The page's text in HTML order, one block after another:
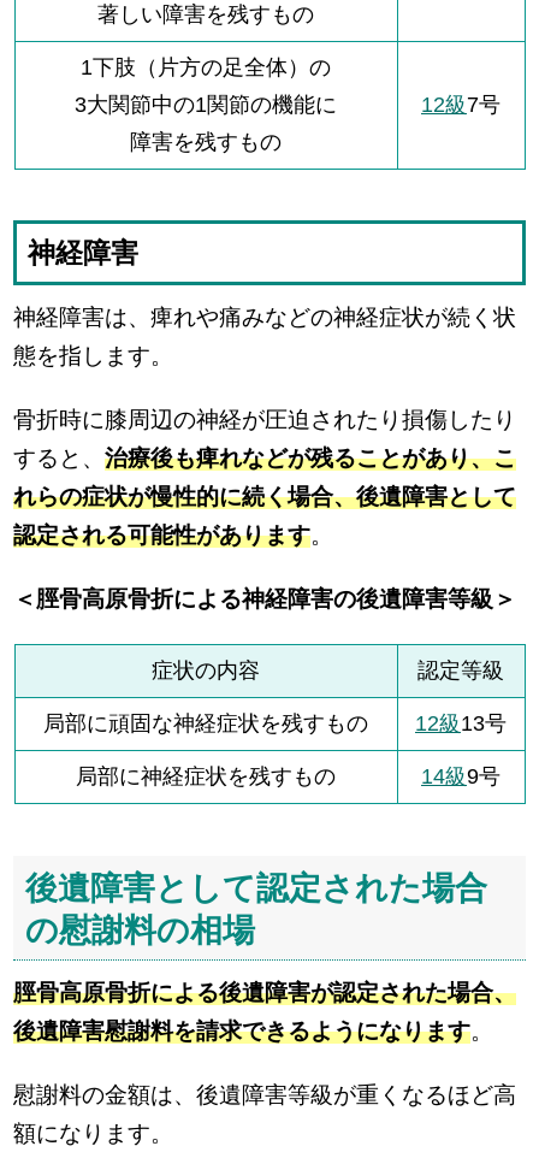
著しい障害を残すもの
1下肢（片方の足全体）の
3大関節中の1関節の機能に
障害を残すもの
12級7号
神経障害
神経障害は、痺れや痛みなどの神経症状が続く状
態を指します。
骨折時に膝周辺の神経が圧迫されたり損傷したり
すると、治療後も痺れなどが残ることがあり、こ
れらの症状が慢性的に続く場合、後遺障害として
認定される可能性があります。
＜脛骨高原骨折による神経障害の後遺障害等級＞
症状の内容 認定等級
局部に頑固な神経症状を残すもの 12級13号
局部に神経症状を残すもの 14級9号
後遺障害として認定された場合
の慰謝料の相場
脛骨高原骨折による後遺障害が認定された場合、
後遺障害慰謝料を請求できるようになります。
慰謝料の金額は、後遺障害等級が重くなるほど高
額になります。